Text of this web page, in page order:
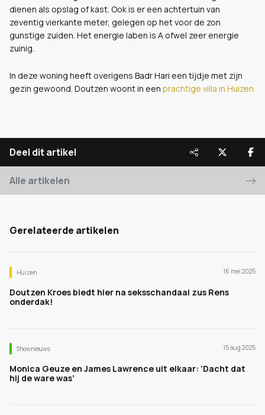
dienen als opslag of kast. Ook is er een achtertuin van
zeventig vierkante meter, gelegen op het voor de zon
gunstige zuiden. Het energie laben is A ofwel zeer energie
zuinig.
In deze woning heeft overigens Badr Hari een tijdje met zijn
gezin gewoond. Doutzen woont in een prachtige villa in Huizen.
Deel dit artikel
Alle artikelen
Gerelateerde artikelen
Huizen 16 mei 2025
Doutzen Kroes biedt hier na seksschandaal zus Rens
onderdak!
Shownieuws 15 aug 2025
Monica Geuze en James Lawrence uit elkaar: ‘Dacht dat
hij de ware was’